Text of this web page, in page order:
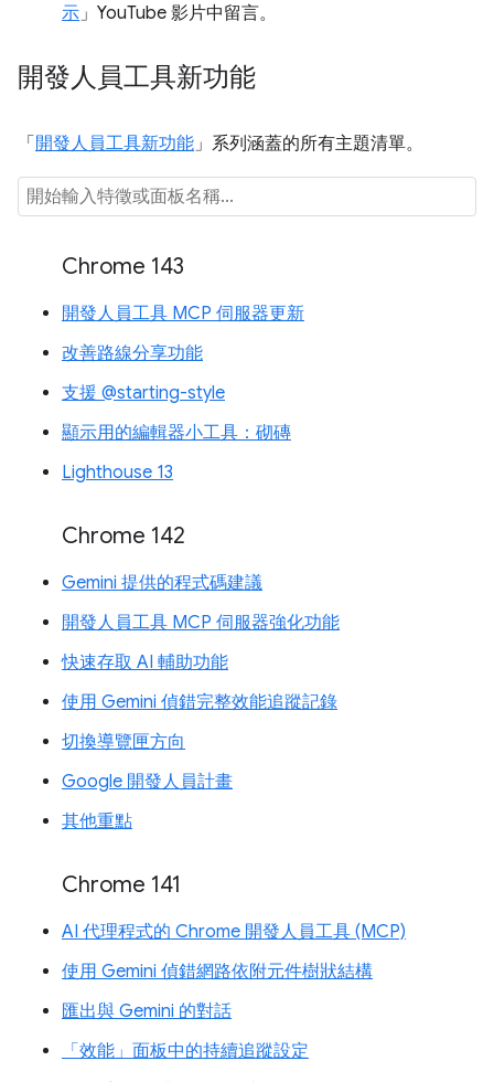
示」YouTube 影片中留言。
開發人員工具新功能
「 開發人員工具新功能」系列涵蓋的所有主題清單。
Chrome 143
開發人員工具 MCP 伺服器更新
改善路線分享功能
支援 @starting-style
顯示用的編輯器小工具：砌磚
Lighthouse 13
Chrome 142
Gemini 提供的程式碼建議
開發人員工具 MCP 伺服器強化功能
快速存取 AI 輔助功能
使用 Gemini 偵錯完整效能追蹤記錄
切換導覽匣方向
Google 開發人員計畫
其他重點
Chrome 141
AI 代理程式的 Chrome 開發人員工具 (MCP)
使用 Gemini 偵錯網路依附元件樹狀結構
匯出與 Gemini 的對話
「效能」面板中的持續追蹤設定